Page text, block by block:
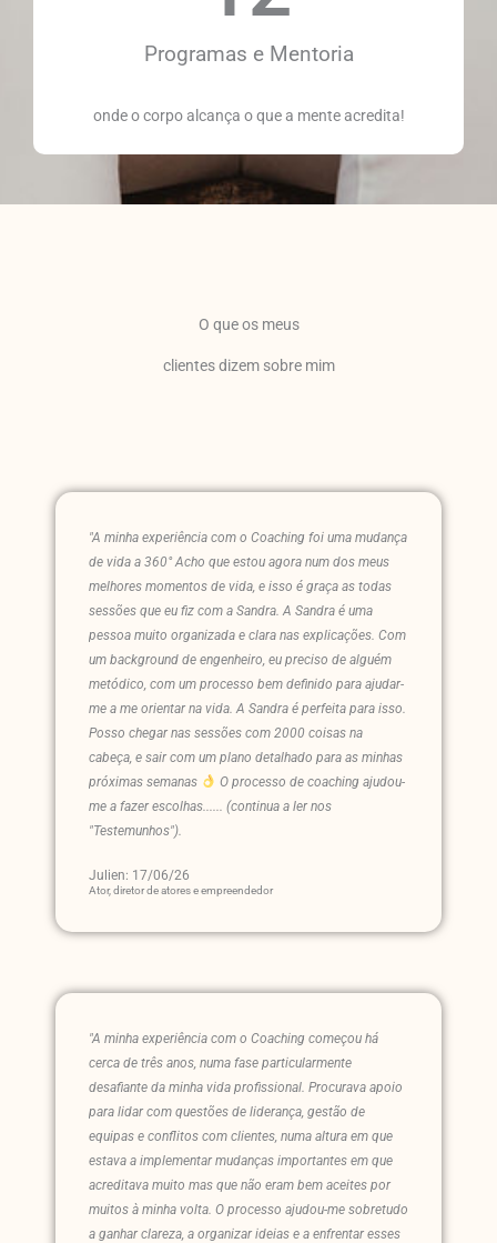
Programas e Mentoria
onde o corpo alcança o que a mente acredita!
O que os meus
clientes dizem sobre mim
"A minha experiência com o Coaching foi uma mudança
de vida a 360° Acho que estou agora num dos meus
melhores momentos de vida, e isso é graça as todas
sessões que eu fiz com a Sandra. A Sandra é uma
pessoa muito organizada e clara nas explicações. Com
um background de engenheiro, eu preciso de alguém
metódico, com um processo bem definido para ajudar-
me a me orientar na vida. A Sandra é perfeita para isso.
Posso chegar nas sessões com 2000 coisas na
cabeça, e sair com um plano detalhado para as minhas
próximas semanas
O processo de coaching ajudou-
me a fazer escolhas...... (continua a ler nos
"Testemunhos").
Julien: 17/06/26
Ator, diretor de atores e empreendedor
"A minha experiência com o Coaching começou há
cerca de três anos, numa fase particularmente
desafiante da minha vida profissional. Procurava apoio
para lidar com questões de liderança, gestão de
equipas e conflitos com clientes, numa altura em que
estava a implementar mudanças importantes em que
acreditava muito mas que não eram bem aceites por
muitos à minha volta. O processo ajudou-me sobretudo
a ganhar clareza, a organizar ideias e a enfrentar esses